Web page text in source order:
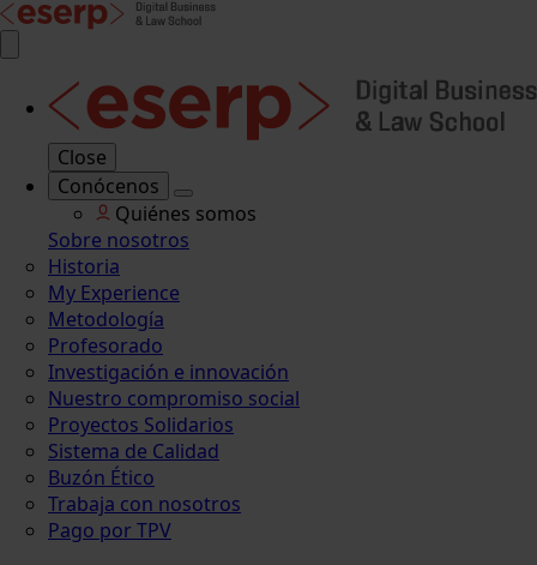
Close
Conócenos
Quiénes somos
Sobre nosotros
Historia
My Experience
Metodología
Profesorado
Investigación e innovación
Nuestro compromiso social
Proyectos Solidarios
Sistema de Calidad
Buzón Ético
Trabaja con nosotros
Pago por TPV